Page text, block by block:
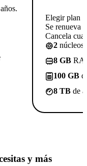
Elegir plan
Se renueva
Cancela
2 núcleos
8 GB
100 GB
8 TB de
y más